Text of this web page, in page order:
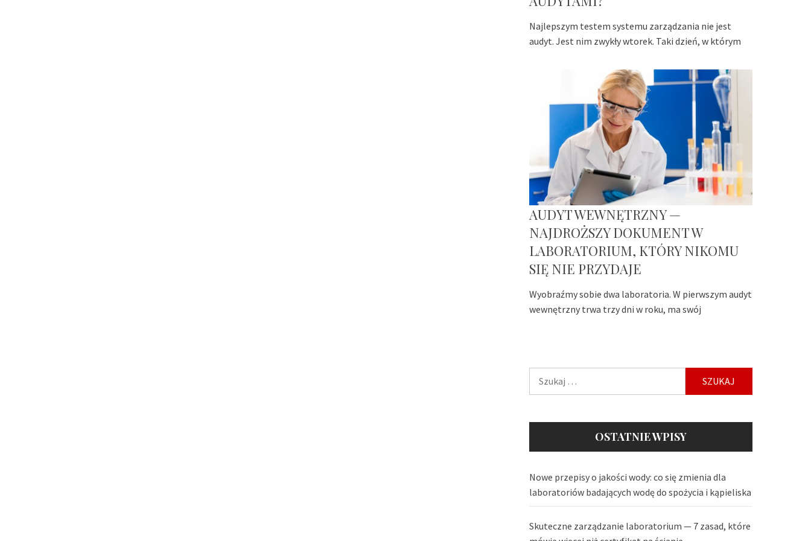
Najlepszym testem systemu zarządzania nie jest
audyt. Jest nim zwykły wtorek. Taki dzień, w którym
AUDYT WEWNĘTRZNY —
NAJDROŻSZY DOKUMENT W
LABORATORIUM, KTÓRY NIKOMU
SIĘ NIE PRZYDAJE
Wyobraźmy sobie dwa laboratoria. W pierwszym audyt
wewnętrzny trwa trzy dni w roku, ma swój
OSTATNIE WPISY
Nowe przepisy o jakości wody: co się zmienia dla
laboratoriów badających wodę do spożycia i kąpieliska
Skuteczne zarządzanie laboratorium — 7 zasad, które